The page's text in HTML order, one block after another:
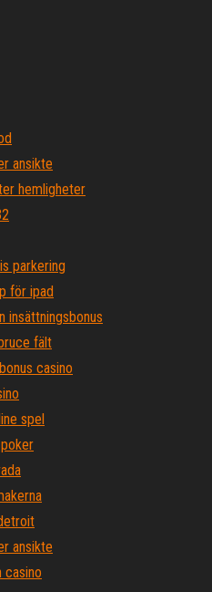
ansikte
hemligheter
parkering
för ipad
insättningsbonus
fält
casino
spel
ansikte
casino